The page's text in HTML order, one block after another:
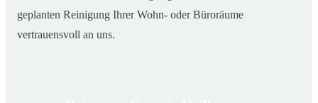
geplanten Reinigung Ihrer Wohn- oder Büroräume
vertrauensvoll an uns.